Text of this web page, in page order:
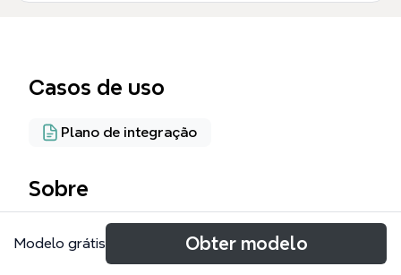
Casos de uso
Plano de integração
Sobre
The Automation Flow mind map template maps out
a complete customer lifecycle for a recruitment
Modelo grátis Obter modelo